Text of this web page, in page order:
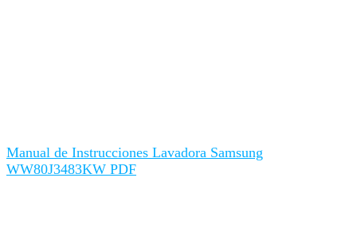
Manual de Instrucciones Lavadora Samsung
WW80J3483KW PDF